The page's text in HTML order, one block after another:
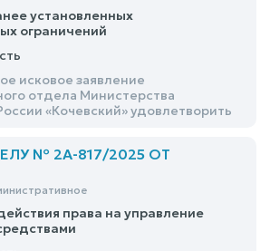
установленных
ограничений
исковое заявление
отдела Министерства
«Кочевский» удовлетворить
№ 2А-817/2025 ОТ
права на управление